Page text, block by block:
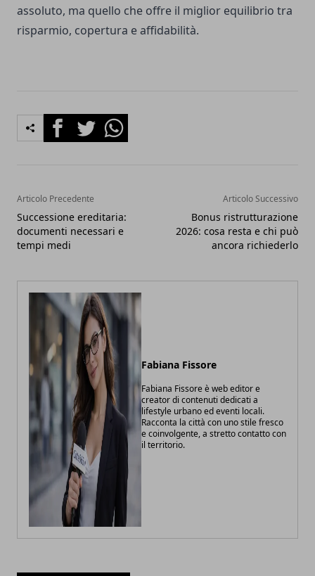
assoluto, ma quello che offre il miglior equilibrio tra
risparmio, copertura e affidabilità.
FacebookTwitterWhatsapp
Articolo Precedente
Successione ereditaria:
documenti necessari e
tempi medi
Articolo Successivo
Bonus ristrutturazione
2026: cosa resta e chi può
ancora richiederlo
Fabiana Fissore
Fabiana Fissore è web editor e
creator di contenuti dedicati a
lifestyle urbano ed eventi locali.
Racconta la città con uno stile fresco
e coinvolgente, a stretto contatto con
il territorio.